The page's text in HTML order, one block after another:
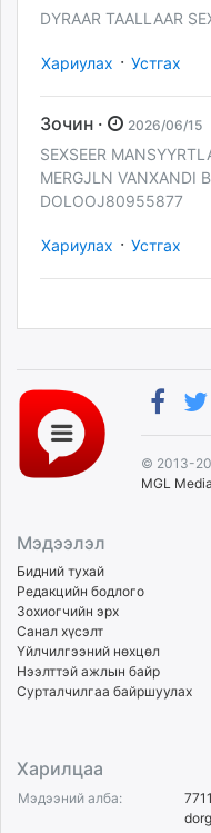
DYRAAR TAALLAAR
Хариулах · Устгах
Зочин · 2026/06/15
SEXSEER
MERGJLN VANXANDI
DOLOOJ80955877
Хариулах · Устгах
© 2013-
MGL
Мэдээлэл
Бидний тухай
Редакцийн бодлого
Зохиогчийн эрх
Санал хүсэлт
Үйлчилгээний нөхцөл
Нээлттэй ажлын байр
Сурталчилгаа байршуулах
Харилцаа
Мэдээний алба: